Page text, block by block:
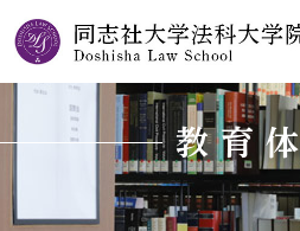
教育